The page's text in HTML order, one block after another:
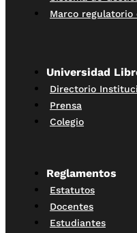
Marco
Universidad
Directorio
Prensa
Colegio
Reglamentos
Estatutos
Docentes
Estudiantes